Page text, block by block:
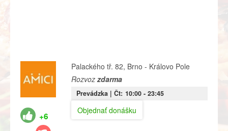
+6
Palackého tř. 82, Brno - Královo Pole
Rozvoz zdarma
Prevádzka | Čt: 10:00- 23:45
Objednať donášku